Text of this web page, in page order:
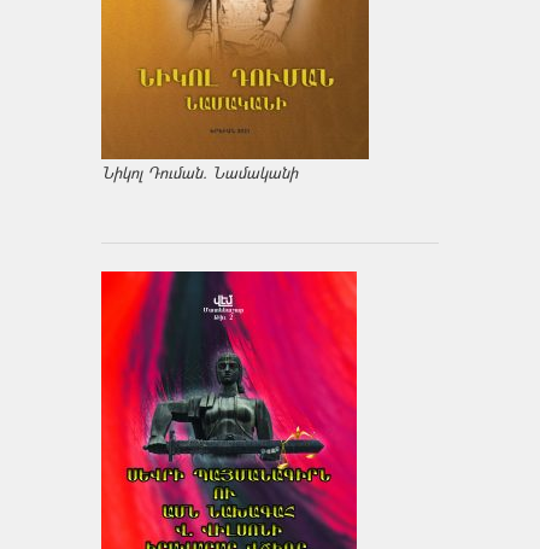
Նիկոլ Դուման. Նամականի